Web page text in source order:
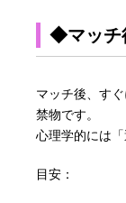
◆マッチ
マッチ後、す
禁物です。
心理学的には
目安：